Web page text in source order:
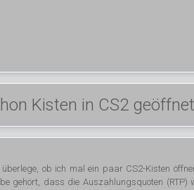
Kisten in CS2
überlege, ob ich mal ein paar CS2-Kisten
gehört, dass die Auszahlungsquoten